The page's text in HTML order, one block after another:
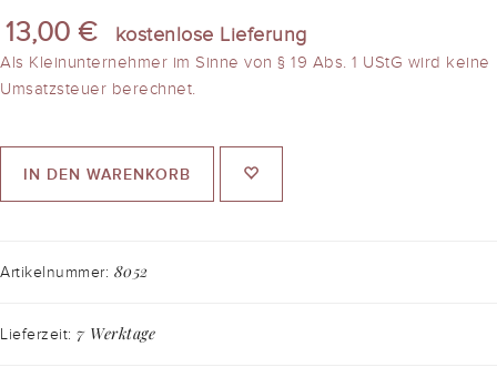
13,00 € kostenlose Lieferung
Als Kleinunternehmer im Sinne von § 19 Abs. 1 UStG wird keine
Umsatzsteuer berechnet.
IN DEN WARENKORB
Artikelnummer: 8052
Lieferzeit: 7 Werktage